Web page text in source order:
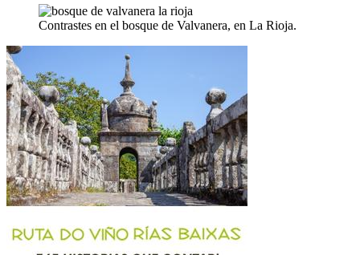
Contrastes en el bosque de Valvanera, en La Rioja.